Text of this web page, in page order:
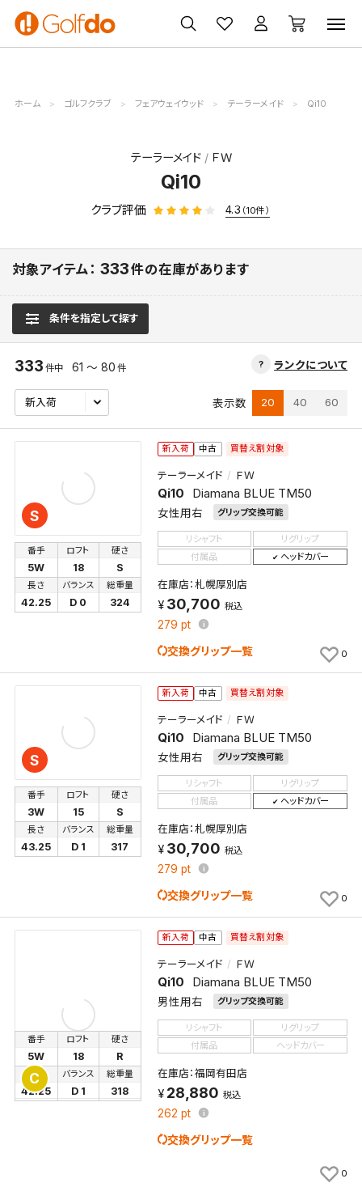
ゴルフ
クラブ
ゴルフ用品
買取
無料査定
クーポン
一覧
ホーム ゴルフクラブ フェアウェイウッド テーラーメイド Qi10
テーラーメイド ＦＷ
Qi10
クラブ評価 4.3 （10件）
対象アイテム： 333件の在庫があります
条件を指定して探す
ランクについて
333 件中 61 ～ 80 件
表示数 20 40 60
S
新入荷 中古 買替え割対象
テーラーメイド ＦＷ
Qi10 Diamana BLUE TM50
女性用右 グリップ交換可能
番手
5W
ロフト
18
硬さ
S
長さ
42.25
バランス
D 0
総重量
324
リシャフト
リグリップ
付属品
ヘッドカバー
在庫店：札幌厚別店
30,700 税込
279 pt
交換グリップ一覧 0
S
新入荷 中古 買替え割対象
テーラーメイド ＦＷ
Qi10 Diamana BLUE TM50
女性用右 グリップ交換可能
番手
3W
ロフト
15
硬さ
S
長さ
43.25
バランス
D 1
総重量
317
リシャフト
リグリップ
付属品
ヘッドカバー
在庫店：札幌厚別店
30,700 税込
279 pt
交換グリップ一覧 0
C
新入荷 中古 買替え割対象
テーラーメイド ＦＷ
Qi10 Diamana BLUE TM50
男性用右 グリップ交換可能
番手
5W
ロフト
18
硬さ
R
長さ
42.25
バランス
D 1
総重量
318
リシャフト
リグリップ
付属品
ヘッドカバー
在庫店：福岡有田店
28,880 税込
262 pt
交換グリップ一覧
0